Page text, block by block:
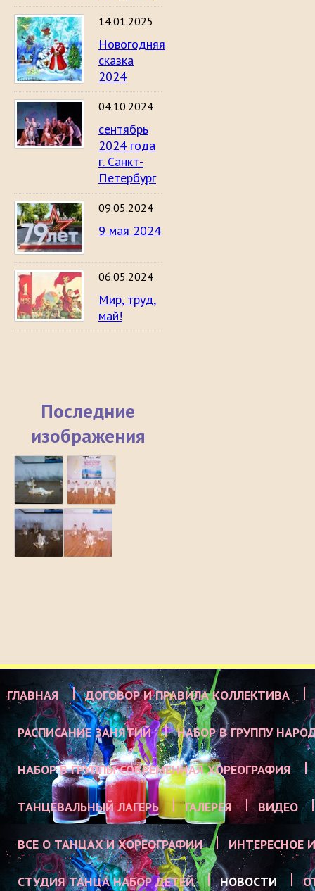
14.01.2025
Новогодняя
сказка
2024
04.10.2024
сентябрь
2024 года
г. Санкт-
Петербург
09.05.2024
9 мая 2024
06.05.2024
Мир, труд,
май!
Последние
изображения
ГЛАВНАЯ ДОГОВОР И ПРАВИЛА КОЛЛЕКТИВА
РАСПИСАНИЕ ЗАНЯТИЙ НАБОР В ГРУППУ
НАБОР В ГРУППЫ СОВРЕМЕННАЯ ХОРЕОГРАФИЯ
ТАНЦЕВАЛЬНЫЙ ЛАГЕРЬ ГАЛЕРЕЯ ВИДЕО
ВСЕ О ТАНЦАХ И ХОРЕОГРАФИИ ИНТЕРЕСНОЕ
СТУДИЯ ТАНЦА НАБОР ДЕТЕЙ НОВОСТИ